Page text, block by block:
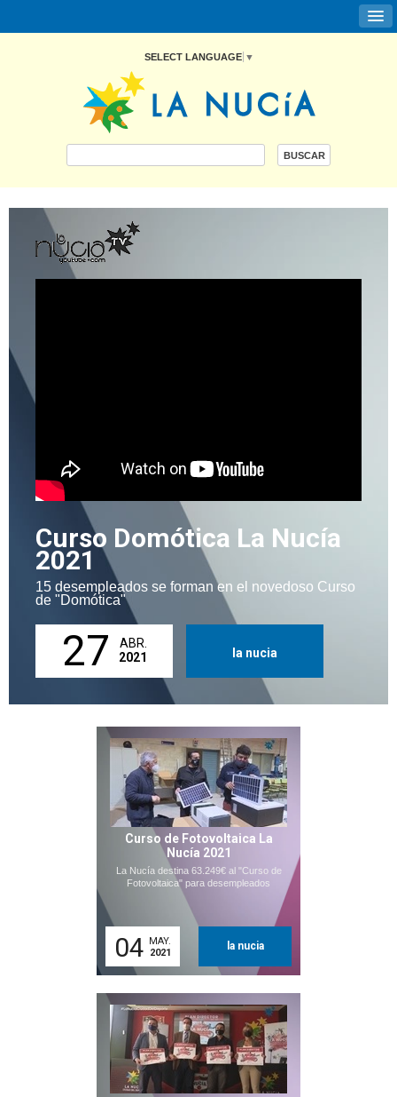
SELECT LANGUAGE ▼
Curso Domótica La Nucía
2021
15 desempleados se forman en el novedoso Curso
de "Domótica"
27
ABR.
2021
la nucia
Curso de Fotovoltaica La
Nucía 2021
La Nucía destina 63.249€ al "Curso de
Fotovoltaica" para desempleados
04 MAY.
2021
la nucia